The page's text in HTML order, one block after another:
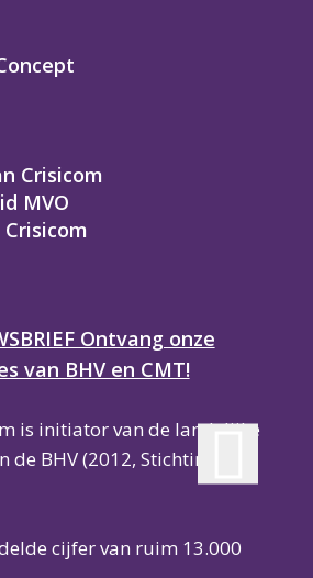
Crisicom
MVO
Ontvang onze
van BHV en CMT!
is initiator van de landelijke
de BHV (2012, Stichting per
cijfer van ruim 13.000